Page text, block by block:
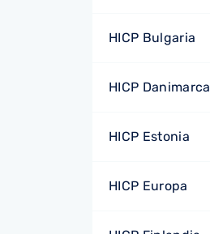
HICP Bulgaria
HICP Danimarca
HICP Estonia
HICP Europa